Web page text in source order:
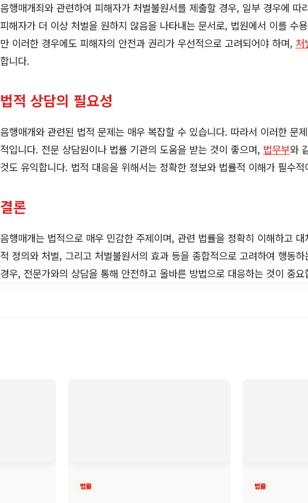
음행매개죄와 관련하여 피해자가 처벌불원서를 제출할 경우, 일부 경우에
피해자가 더 이상 처벌을 원하지 않음을 나타내는 문서로, 법원에서 이를 수
만 이러한 경우에도 피해자의 안전과 권리가 우선적으로 고려되어야 하며, 처
합니다.
법적 상담의 필요성
음행매개와 관련된 법적 문제는 매우 복잡할 수 있습니다. 따라서 이러한 문
적입니다. 전문 상담원이나 법률 기관의 도움을 받는 것이 좋으며, 법무부와
것도 유익합니다. 법적 대응을 위해서는 정확한 정보와 법률적 이해가 필수적
결론
음행매개는 법적으로 매우 민감한 주제이며, 관련 법률을 정확히 이해하고
적 정의와 처벌, 그리고 처벌불원서의 효과 등을 종합적으로 고려하여 행동
경우, 전문가와의 상담을 통해 안전하고 올바른 방법으로 대응하는 것이 중요
법률 법률